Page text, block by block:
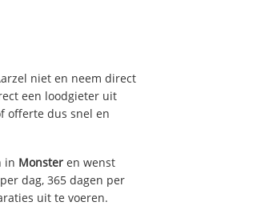
niet en neem direct
een loodgieter uit
offerte dus snel en
in Monster en wenst
dag, 365 dagen per
uit te voeren.